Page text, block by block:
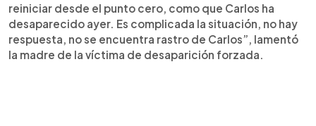
reiniciar desde el punto cero, como que Carlos ha
desaparecido ayer. Es complicada la situación, no hay
respuesta, no se encuentra rastro de Carlos”, lamentó
la madre de la víctima de desaparición forzada.